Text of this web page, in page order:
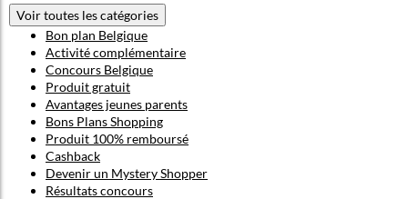
Voir toutes les catégories
Bon plan Belgique
Activité complémentaire
Concours Belgique
Produit gratuit
Avantages jeunes parents
Bons Plans Shopping
Produit 100% remboursé
Cashback
Devenir un Mystery Shopper
Résultats concours